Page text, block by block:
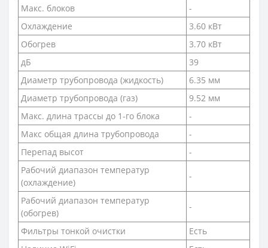
Макс. блоков
-
Охлаждение
3.60 кВт
Обогрев
3.70 кВт
дБ
39
Диаметр трубопровода (жидкость)
6.35 мм
Диаметр трубопровода (газ)
9.52 мм
Макс. длина трассы до 1-го блока
-
Макс общая длина трубопровода
-
Перепад высот
-
Рабочий диапазон температур
(охлаждение)
-
Рабочий диапазон температур
(обогрев)
-
Фильтры тонкой очистки
Есть